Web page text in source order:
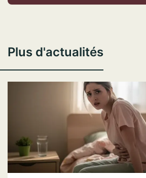
Plus d'actualités